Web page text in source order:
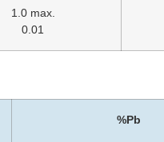
1.0 max.
0.01
%Pb